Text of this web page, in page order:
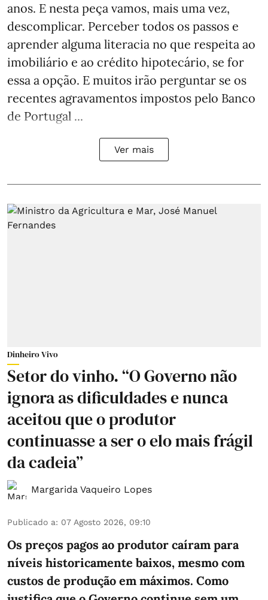
anos. E nesta peça vamos, mais uma vez,
descomplicar. Perceber todos os passos e
aprender alguma literacia no que respeita ao
imobiliário e ao crédito hipotecário, se for
essa a opção. E muitos irão perguntar se os
recentes agravamentos impostos pelo Banco
de Portugal ...
Ver mais
Dinheiro Vivo
Setor do vinho. “O Governo não
ignora as dificuldades e nunca
aceitou que o produtor
continuasse a ser o elo mais frágil
da cadeia”
Margarida Vaqueiro Lopes
Publicado a: 07 Agosto 2026, 09:10
Os preços pagos ao produtor caíram para
níveis historicamente baixos, mesmo com
custos de produção em máximos. Como